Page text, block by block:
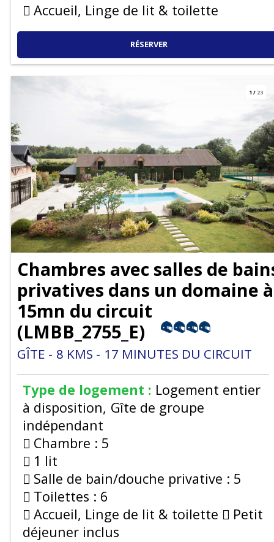
Accueil, Linge de lit & toilette
RÉSERVER
1/ 23
Chambres avec salles de
privatives dans un domaine à
15mn du circuit
(LMBB_2755_E)
GÎTE 8 KMS 17 MINUTES DU CIRCUIT
Type de logement : Logement entier
à disposition Gîte de groupe
indépendant
Chambre : 5
1 lit
Salle de bain/douche privative : 5
Toilettes : 6
Accueil, Linge de lit & toilette
Petit
déjeuner inclus